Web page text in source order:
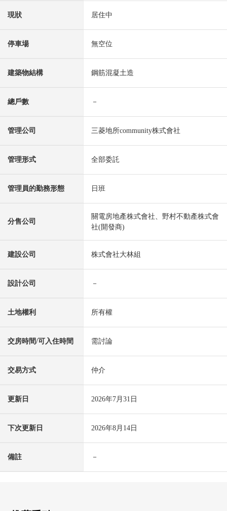
現狀 居住中
停車場 無空位
建築物結構 鋼筋混凝土造
總戶數 －
管理公司 三菱地所community株式會社
管理形式 全部委託
管理員的勤務形態 日班
分售公司
關電房地產株式會社、野村不動產株式會
社(開發商)
建設公司 株式會社大林組
設計公司 －
土地權利 所有權
交房時間/可入住時間 需討論
交易方式 仲介
更新日 2026年7月31日
下次更新日 2026年8月14日
備註 －